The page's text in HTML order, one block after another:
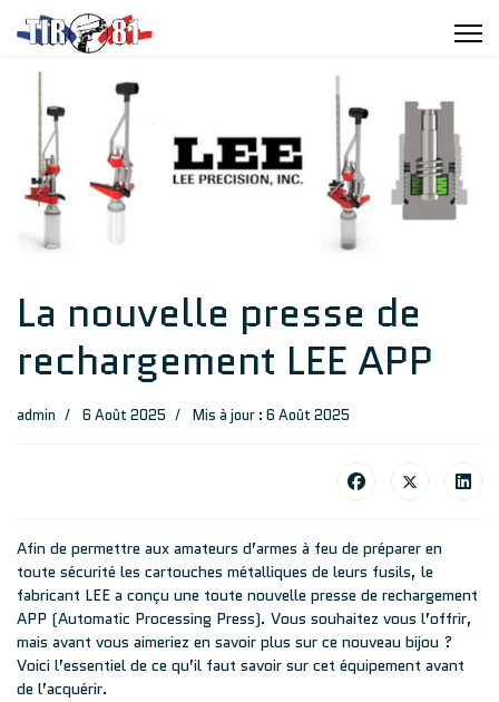
La nouvelle presse de
rechargement LEE APP
admin 6 Août 2025 Mis à jour : 6 Août 2025
Afin de permettre aux amateurs d’armes à feu de préparer en
toute sécurité les cartouches métalliques de leurs fusils, le
fabricant LEE a conçu une toute nouvelle presse de rechargement
APP (Automatic Processing Press). Vous souhaitez vous l’offrir,
mais avant vous aimeriez en savoir plus sur ce nouveau bijou ?
Voici l’essentiel de ce qu’il faut savoir sur cet équipement avant
de l’acquérir.